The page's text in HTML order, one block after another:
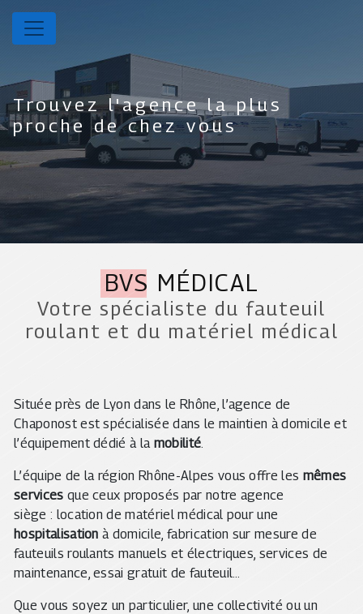
Panneau de gestion des cookies
Trouvez l'agence la plus
proche de chez vous
BVS MÉDICAL
Votre spécialiste du fauteuil
roulant et du matériel médical
Située près de Lyon dans le Rhône, l’agence de
Chaponost est spécialisée dans le maintien à domicile et
l’équipement dédié à la mobilité.
L’équipe de la région Rhône-Alpes vous offre les mêmes
services que ceux proposés par notre agence
siège : location de matériel médical pour une
hospitalisationà domicile, fabrication sur mesure de
fauteuils roulants manuels et électriques, services de
maintenance, essai gratuit de fauteuil…
Que vous soyez un particulier, une collectivité ou un